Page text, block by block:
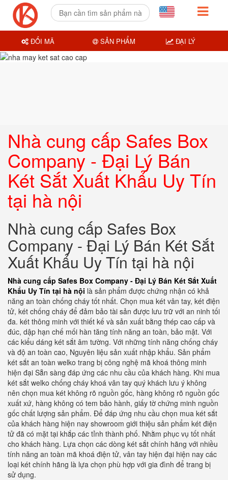
Nhà cung cấp Safes Box
Company - Đại Lý Bán
Két Sắt Xuất Khẩu Uy Tín
tại hà nội
Nhà cung cấp Safes Box
Company - Đại Lý Bán Két Sắt
Xuất Khẩu Uy Tín tại hà nội
Nhà cung cấp Safes Box Company - Đại Lý Bán Két Sắt Xuất
Khẩu Uy Tín tại hà nội là sản phẩm được chứng nhận có khả
năng an toàn chống cháy tốt nhất. Chọn mua két vân tay, két điện
tử, két chống cháy để đảm bảo tài sản được lưu trữ với an ninh tối
đa. két thông minh với thiết kế và sản xuất bằng thép cao cấp và
đúc, dập hạn chế mối hàn tăng tính năng an toàn, bảo mật. Với
các kiểu dáng két sắt âm tường. Với những tính năng chống cháy
và độ an toàn cao, Nguyên liệu sản xuất nhập khẩu. Sản phẩm
két sắt an toàn welko trang bị công nghệ mã khoá thông minh
hiện đại Sẵn sàng đáp ứng các nhu cầu của khách hàng. Khi mua
két sắt welko chống cháy khoá vân tay quý khách lưu ý không
nên chọn mua két không rõ nguồn gốc, hàng không rõ nguồn gốc
xuất xứ, hàng không có tem bảo hành, giấy tờ chứng minh nguồn
gốc chất lượng sản phẩm. Để đáp ứng nhu cầu chọn mua két sắt
của khách hàng hiện nay showroom giới thiệu sản phẩm két điện
tử đã có mặt tại khắp các tỉnh thành phố. Nhằm phục vụ tốt nhất
cho khách hàng. Lựa chọn các dòng két sắt chính hãng với nhiều
tính năng an toàn mã khoá điện tử, vân tay hiện đại hiện nay các
loại két chính hãng là lựa chọn phù hợp với gia đình để trang bị
sử dụng.
ĐỔI MÃ SẢN PHẨM ĐẠI LÝ